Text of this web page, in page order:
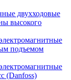
двухходовые
высокого
подъемом
(Danfoss)